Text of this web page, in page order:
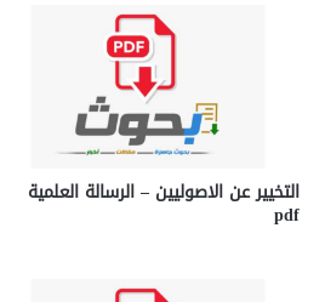
التخيير عن الاصوليين – الرسالة العلمية
pdf